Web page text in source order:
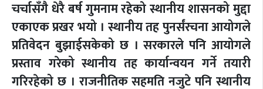
चर्चासँगै धेरै बर्ष गुमनाम रहेको स्थानीय शासनको मुद्दा
एकाएक प्रखर भयो । स्थानीय तह पुनर्संरचना आयोगले
प्रतिवेदन बुझाईसकेको छ । सरकारले पनि आयोगले
प्रस्ताव गरेको स्थानीय तह कार्यान्वयन गर्ने तयारी
गरिरहेको छ । राजनीतिक सहमति नजुटे पनि स्थानीय